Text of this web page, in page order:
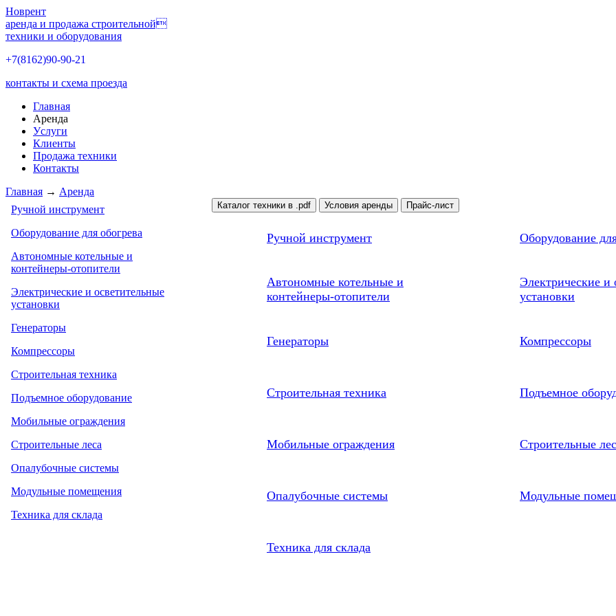
Новрент
аренда и продажа строительной
техники и оборудования
+7(8162)90-90-21
контакты и схема проезда
Главная
Аренда
Уcлуги
Клиенты
Продажа техники
Контакты
Главная → Аренда
Ручной инструмент
Оборудование для обогрева
Автономные котельные и
контейнеры-отопители
Электрические и осветительные
установки
Генераторы
Компрессоры
Строительная техника
Подъемное оборудование
Мобильные ограждения
Строительные леса
Опалубочные системы
Модульные помещения
Техника для склада
Каталог техники в .pdf Условия аренды Прайс-лист
Ручной инструмент Оборудование
Автономные котельные и
контейнеры-отопители
Электрические и
установки
Генераторы Компрессоры
Строительная техника Подъемное
Мобильные ограждения Строительные
Опалубочные системы Модульные
Техника для склада